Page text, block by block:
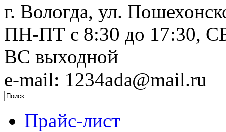
г. Вологда, ул.
ПН-ПТ c 8:30 до 17:30,
ВС выходной
e-mail: 1234ada@mail.ru
Прайс-лист